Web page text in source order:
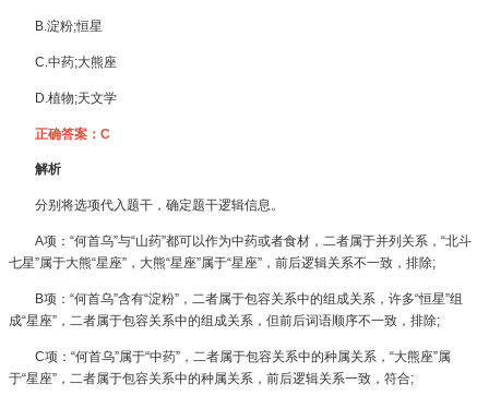
B.淀粉;恒星
C.中药;大熊座
D.植物;天文学
正确答案：C
解析
分别将选项代入题干，确定题干逻辑信息。
A项：“何首乌”与“山药”都可以作为中药或者食材，二者属于并列关系，“北斗
七星”属于大熊“星座”，大熊“星座”属于“星座”，前后逻辑关系不一致，排除;
B项：“何首乌”含有“淀粉”，二者属于包容关系中的组成关系，许多“恒星”组
成“星座”，二者属于包容关系中的组成关系，但前后词语顺序不一致，排除;
C项：“何首乌”属于“中药”，二者属于包容关系中的种属关系，“大熊座”属
于“星座”，二者属于包容关系中的种属关系，前后逻辑关系一致，符合;